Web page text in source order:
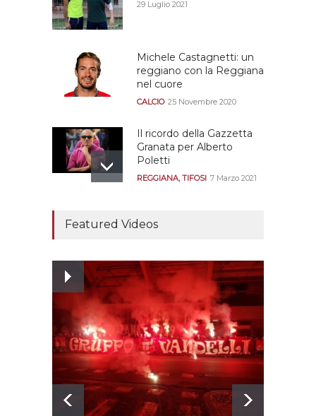
29 Luglio 2021
Michele Castagnetti: un
reggiano con la Reggiana
nel cuore
CALCIO 25 Novembre 2020
Il ricordo della Gazzetta
Granata per Alberto
Poletti
REGGIANA, TIFOSI 7 Marzo 2021
assistere agli allenamenti
Ecco le prove
dell’incongruenza delle
due sentenze
REGGIANA 15 Aprile 2021
Featured Videos